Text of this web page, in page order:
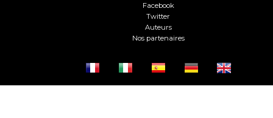
Facebook
Twitter
Auteurs
Nos partenaires